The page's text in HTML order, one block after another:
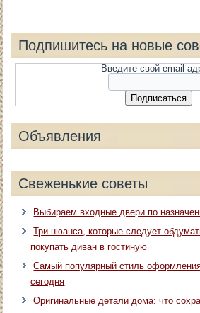
Подпишитесь на новые
Введите свой email
Объявления
Свеженькие советы
Выбираем входные двери по
Три нюанса, которые следует
покупать диван в гостиную
Самый популярный стиль
сегодня
Оригинальные детали дома: что